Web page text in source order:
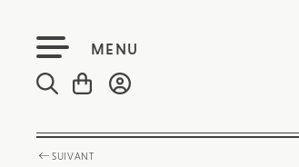
MENU
SUIVANT